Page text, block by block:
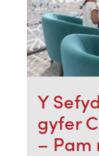
Y
gyfer
– Pam